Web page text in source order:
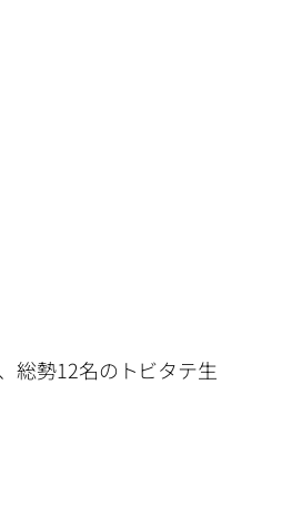
総勢12名のトビタテ生